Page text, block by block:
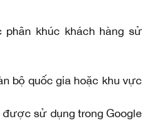
khúc khách hàng sử
bộ quốc gia hoặc khu vực
sử dụng trong Google